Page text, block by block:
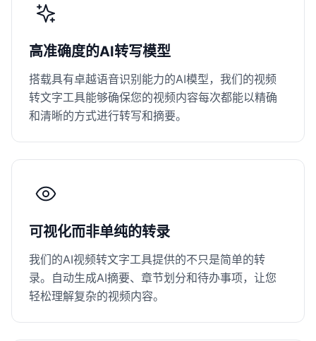
高准确度的AI转写模型
搭载具有卓越语音识别能力的AI模型，我们的视频
转文字工具能够确保您的视频内容每次都能以精确
和清晰的方式进行转写和摘要。
可视化而非单纯的转录
我们的AI视频转文字工具提供的不只是简单的转
录。自动生成AI摘要、章节划分和待办事项，让您
轻松理解复杂的视频内容。